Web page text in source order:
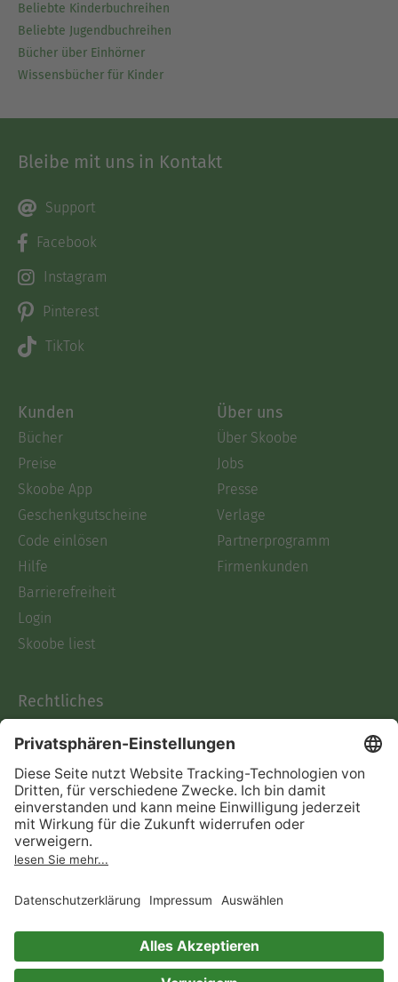
Beliebte Kinderbuchreihen
Beliebte Jugendbuchreihen
Bücher über Einhörner
Wissensbücher für Kinder
Bleibe mit uns in Kontakt
Support
Facebook
Instagram
Pinterest
TikTok
Kunden
Bücher
Preise
Skoobe App
Geschenkgutscheine
Code einlösen
Hilfe
Barrierefreiheit
Login
Skoobe liest
Über uns
Über Skoobe
Jobs
Presse
Verlage
Partnerprogramm
Firmenkunden
Rechtliches
AGB
Informationen nach Data
Act
Verträge hier kündigen
Impressum
Immer ein gutes Buch